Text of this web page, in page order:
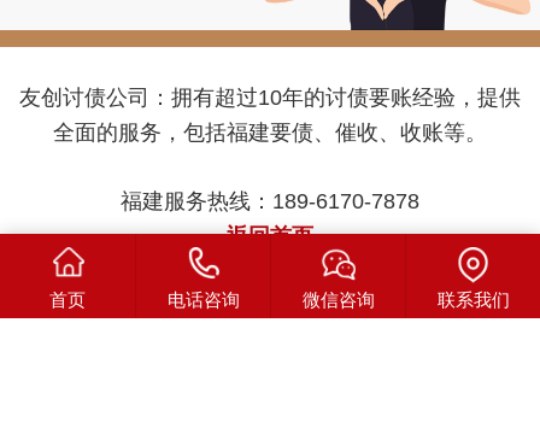
友创讨债公司：拥有超过10年的讨债要账经验，提供
全面的服务，包括福建要债、催收、收账等。
福建服务热线：189-6170-7878
返回首页
首页 电话咨询 微信咨询 联系我们